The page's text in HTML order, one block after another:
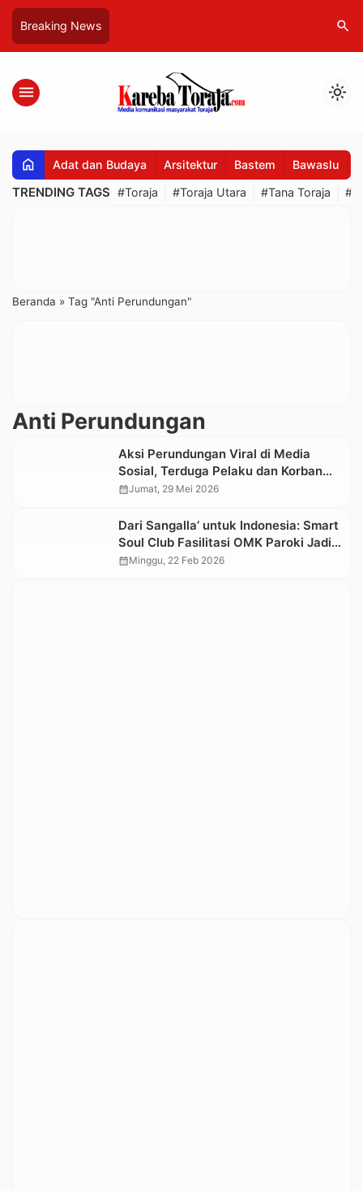
Breaking News search
menu light_mode
home Adat dan Budaya Arsitektur Bastem Bawaslu
TRENDING TAGS #Toraja #Toraja Utara #Tana Toraja
Beranda » Tag "Anti Perundungan"
Anti Perundungan
Aksi Perundungan Viral di Media
Sosial, Terduga Pelaku dan Korban
Diamankan Polres Tana Toraja
calendar_monthJumat, 29 Mei 2026
Dari Sangalla’ untuk Indonesia: Smart
Soul Club Fasilitasi OMK Paroki Jadi
Pionir Penandatanganan Komitmen
calendar_monthMinggu, 22 Feb 2026